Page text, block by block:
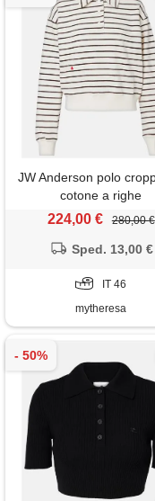
JW Anderson polo
cotone a righe
224,00 € 280,00 €
Sped. 13,00 €
IT 46
mytheresa